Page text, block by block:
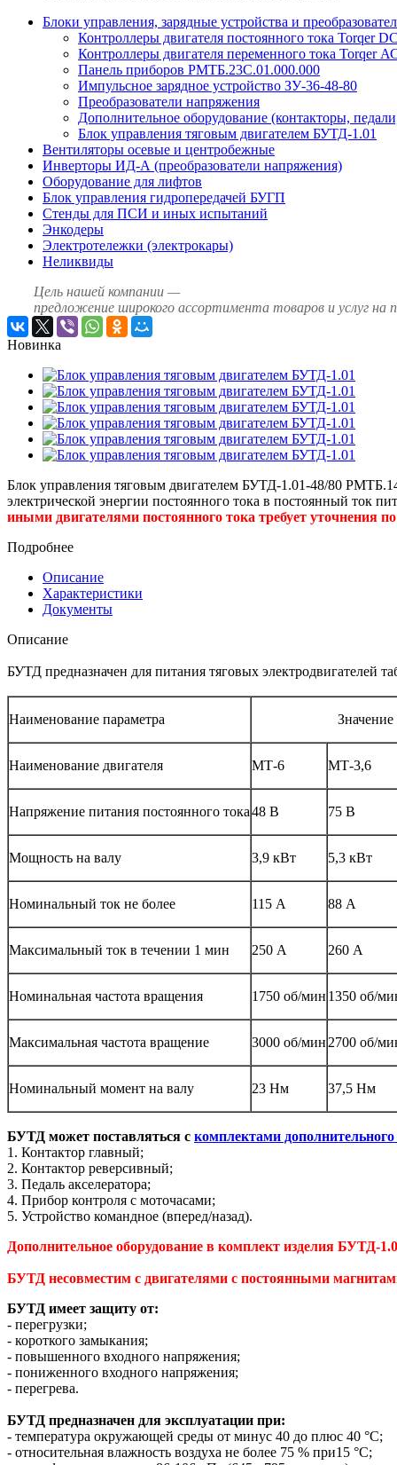
Блоки управления, зарядные устройства и
Контроллеры двигателя постоянного тока Torqer
Контроллеры двигателя переменного тока Torqer
Панель приборов РМТБ.23С.01.000.000
Импульсное зарядное устройство ЗУ-36-48-80
Преобразователи напряжения
Дополнительное оборудование (контакторы,
Блок управления тяговым двигателем БУТД-1.01
Вентиляторы осевые и центробежные
Инверторы ИД-А (преобразователи напряжения)
Оборудование для лифтов
Блок управления гидропередачей БУГП
Стенды для ПСИ и иных испытаний
Энкодеры
Электротележки (электрокары)
Неликвиды
Цель нашей компании —
предложение широкого ассортимента товаров и услуг на
Новинка
Блок управления тяговым двигателем БУТД-1.01-48/80
электрической энергии постоянного тока в постоянный ток
иными двигателями постоянного тока требует уточнения
Подробнее
Описание
Характеристики
Документы
Описание
БУТД предназначен для питания тяговых электродвигателей
Наименование параметра Значение
Наименование двигателя МТ-6 МТ-3,6
Напряжение питания постоянного тока48 В 75 В
Мощность на валу 3,9 кВт 5,3 кВт
Номинальный ток не более 115 А 88 А
Максимальный ток в течении 1 мин 250 А 260 А
Номинальная частота вращения 1750 об/мин 1350 об/
Максимальная частота вращение 3000 об/мин 2700 об/
Номинальный момент на валу 23 Нм 37,5 Нм
БУТД может поставляться с комплектами
1. Контактор главный;
2. Контактор реверсивный;
3. Педаль акселератора;
4. Прибор контроля с моточасами;
5. Устройство командное (вперед/назад).
Дополнительное оборудование в комплект изделия БУТД-
БУТД несовместим с двигателями с постоянными
БУТД имеет защиту от:
- перегрузки;
- короткого замыкания;
- повышенного входного напряжения;
- пониженного входного напряжения;
- перегрева.
БУТД предназначен для эксплуатации при:
- температура окружающей среды от минус 40 до плюс 40 °С;
- относительная влажность воздуха не более 75 % при15 °С;